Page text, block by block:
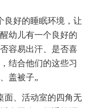
好的睡眠环境，让
幼儿有一个良好的
容易出汗、是否喜
结合他们的这些习
盖被子„
、活动室的四角无